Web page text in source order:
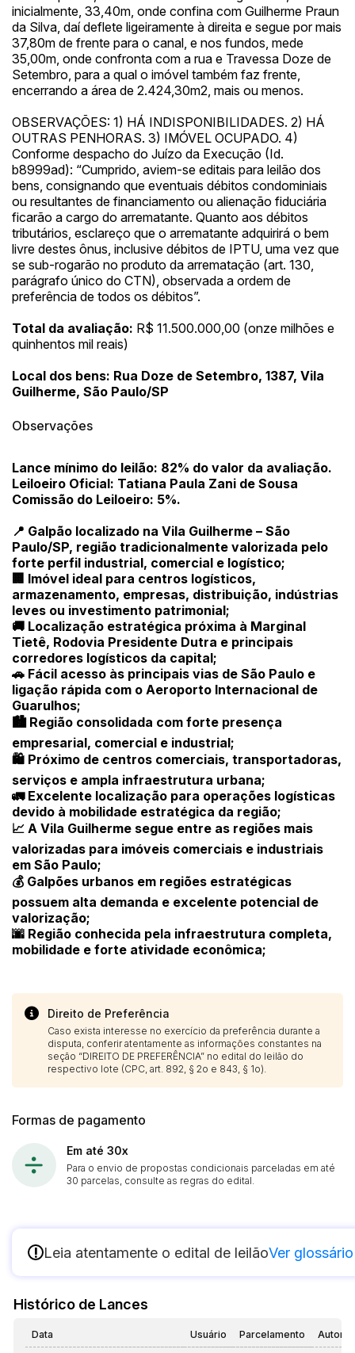
inicialmente, 33,40m, onde confina com Guilherme Praun
da Silva, daí deflete ligeiramente à direita e segue por mais
37,80m de frente para o canal, e nos fundos, mede
35,00m, onde confronta com a rua e Travessa Doze de
Setembro, para a qual o imóvel também faz frente,
encerrando a área de 2.424,30m2, mais ou menos.
OBSERVAÇÕES: 1) HÁ INDISPONIBILIDADES. 2) HÁ
OUTRAS PENHORAS. 3) IMÓVEL OCUPADO. 4)
Conforme despacho do Juízo da Execução (Id.
b8999ad): “Cumprido, aviem-se editais para leilão dos
bens, consignando que eventuais débitos condominiais
ou resultantes de financiamento ou alienação fiduciária
ficarão a cargo do arrematante. Quanto aos débitos
tributários, esclareço que o arrematante adquirirá o bem
livre destes ônus, inclusive débitos de IPTU, uma vez que
se sub-rogarão no produto da arrematação (art. 130,
parágrafo único do CTN), observada a ordem de
preferência de todos os débitos”.
Total da avaliação: R$ 11.500.000,00 (onze milhões e
quinhentos mil reais)
Local dos bens: Rua Doze de Setembro, 1387, Vila
Guilherme, São Paulo/SP
Observações
Lance mínimo do leilão: 82% do valor da avaliação.
Leiloeiro Oficial: Tatiana Paula Zani de Sousa
Comissão do Leiloeiro: 5%.
📍 Galpão localizado na Vila Guilherme – São
Paulo/SP, região tradicionalmente valorizada pelo
forte perfil industrial, comercial e logístico;
🏢 Imóvel ideal para centros logísticos,
armazenamento, empresas, distribuição, indústrias
leves ou investimento patrimonial;
🚚 Localização estratégica próxima à Marginal
Tietê, Rodovia Presidente Dutra e principais
corredores logísticos da capital;
🚗 Fácil acesso às principais vias de São Paulo e
ligação rápida com o Aeroporto Internacional de
Guarulhos;
🏙️ Região consolidada com forte presença
empresarial, comercial e industrial;
🛍️ Próximo de centros comerciais, transportadoras,
serviços e ampla infraestrutura urbana;
🚛 Excelente localização para operações logísticas
devido à mobilidade estratégica da região;
📈 A Vila Guilherme segue entre as regiões mais
valorizadas para imóveis comerciais e industriais
em São Paulo;
💰 Galpões urbanos em regiões estratégicas
possuem alta demanda e excelente potencial de
valorização;
🌆 Região conhecida pela infraestrutura completa,
mobilidade e forte atividade econômica;
Direito de Preferência
Caso exista interesse no exercício da preferência durante a
disputa, conferir atentamente as informações constantes na
seção “DIREITO DE PREFERÊNCIA” no edital do leilão do
respectivo lote (CPC, art. 892, § 2o e 843, § 1o).
Formas de pagamento
Em até 30x
Para o envio de propostas condicionais parceladas em até
30 parcelas, consulte as regras do edital.
! Leia atentamente o edital de leilãoVer
Histórico de Lances
Data Usuário Parcelamento
Envie sua Proposta
(Art. 895, CPC)
Histórico de Propostas
Data Usuário Valor
14/04/2025 18:43:11 TIAGOFELIPE R$ 1,00
14/04/2025 18:43:11 TIAGOFELIPE R$ 1,00
14/04/2025 18:43:11 TIAGOFELIPE R$ 1,00
Clique aqui para fazer login
propostas